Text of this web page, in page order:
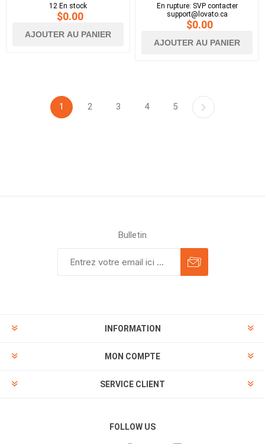
12 En stock
$0.00
AJOUTER AU PANIER
En rupture: SVP contacter
support@lovato.ca
$0.00
AJOUTER AU PANIER
1 2 3 4 5
Bulletin
INFORMATION
MON COMPTE
SERVICE CLIENT
FOLLOW US